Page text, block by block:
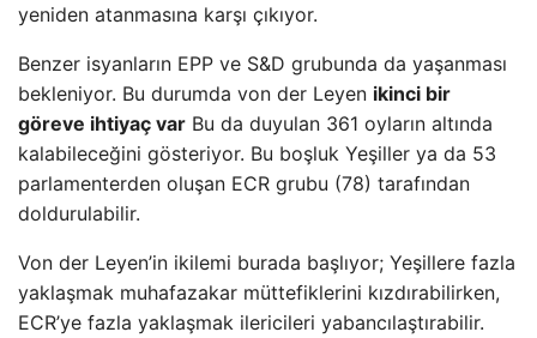
yeniden atanmasına karşı çıkıyor.
Benzer isyanların EPP ve S&D grubunda da yaşanması
bekleniyor. Bu durumda von der Leyen ikinci bir
göreve ihtiyaç var Bu da duyulan 361 oyların altında
kalabileceğini gösteriyor. Bu boşluk Yeşiller ya da 53
parlamenterden oluşan ECR grubu (78) tarafından
doldurulabilir.
Von der Leyen’in ikilemi burada başlıyor; Yeşillere fazla
yaklaşmak muhafazakar müttefiklerini kızdırabilirken,
ECR’ye fazla yaklaşmak ilericileri yabancılaştırabilir.